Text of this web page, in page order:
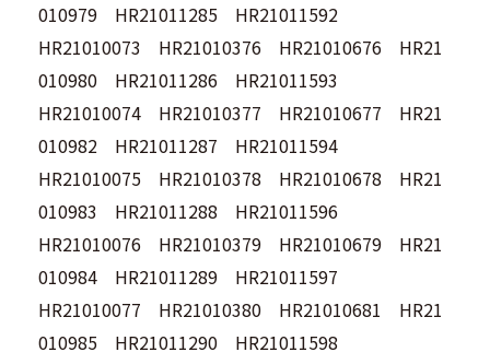
010979 HR21011285 HR21011592
HR21010073 HR21010376 HR21010676 HR21
010980 HR21011286 HR21011593
HR21010074 HR21010377 HR21010677 HR21
010982 HR21011287 HR21011594
HR21010075 HR21010378 HR21010678 HR21
010983 HR21011288 HR21011596
HR21010076 HR21010379 HR21010679 HR21
010984 HR21011289 HR21011597
HR21010077 HR21010380 HR21010681 HR21
010985 HR21011290 HR21011598